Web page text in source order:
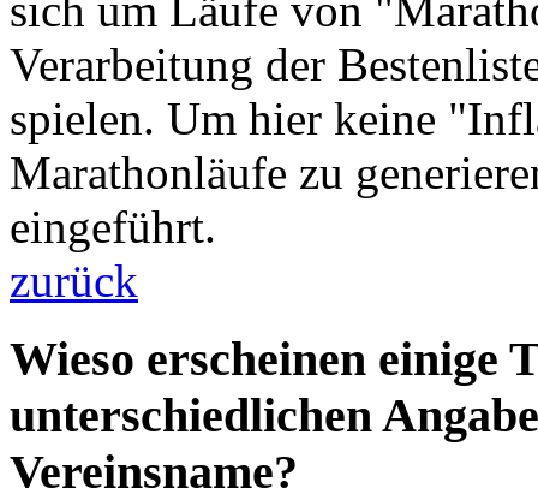
sich um Läufe von
Verarbeitung der
spielen. Um hier keine
Marathonläufe zu
eingeführt.
zurück
Wieso erscheinen einige
unterschiedlichen
Vereinsname?